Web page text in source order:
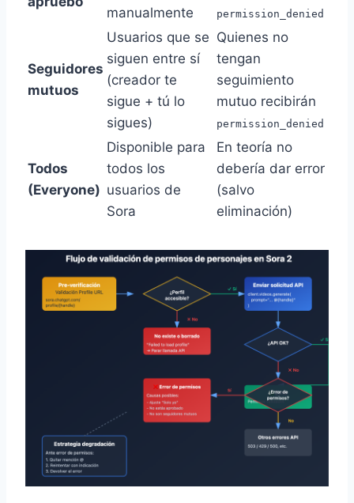
manualmente
permission_denied
Seguidores
mutuos
Usuarios que se
siguen entre sí
(creador te
sigue + tú lo
sigues)
Quienes no
tengan
seguimiento
mutuo recibirán
permission_denied
Todos
(Everyone)
Disponible para
todos los
usuarios de
Sora
En teoría no
debería dar error
(salvo
eliminación)